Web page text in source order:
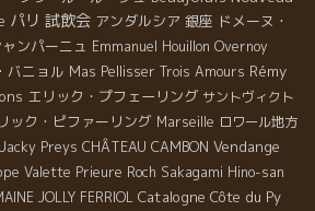
パリ 試飲会 アンダルシア 銀座 ドメーヌ・
ャンパーニュ Emmanuel Houillon Overnoy
バニョル Mas Pellisser Trois Amours Rémy
エリック・プフェーリング サントヴィクト
ック・ピファーリング Marseille ロワール地方
Preys CHÂTEAU CAMBON Vendange
Valette Prieure Roch Sakagami Hino-san
JOLLY FERRIOL Catalogne Côte du Py